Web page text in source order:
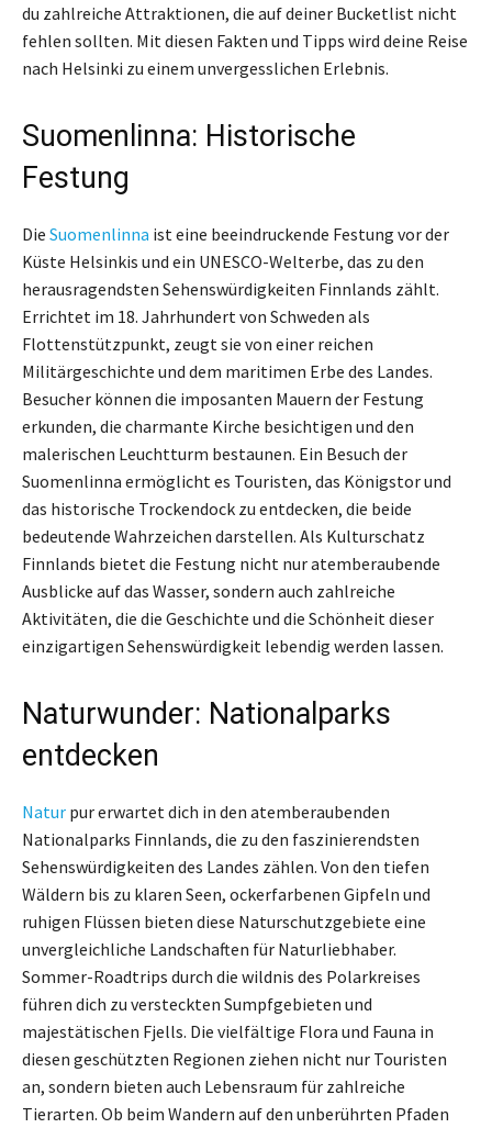
du zahlreiche Attraktionen, die auf deiner Bucketlist nicht
fehlen sollten. Mit diesen Fakten und Tipps wird deine Reise
nach Helsinki zu einem unvergesslichen Erlebnis.
Suomenlinna: Historische
Festung
Die Suomenlinna ist eine beeindruckende Festung vor der
Küste Helsinkis und ein UNESCO-Welterbe, das zu den
herausragendsten Sehenswürdigkeiten Finnlands zählt.
Errichtet im 18. Jahrhundert von Schweden als
Flottenstützpunkt, zeugt sie von einer reichen
Militärgeschichte und dem maritimen Erbe des Landes.
Besucher können die imposanten Mauern der Festung
erkunden, die charmante Kirche besichtigen und den
malerischen Leuchtturm bestaunen. Ein Besuch der
Suomenlinna ermöglicht es Touristen, das Königstor und
das historische Trockendock zu entdecken, die beide
bedeutende Wahrzeichen darstellen. Als Kulturschatz
Finnlands bietet die Festung nicht nur atemberaubende
Ausblicke auf das Wasser, sondern auch zahlreiche
Aktivitäten, die die Geschichte und die Schönheit dieser
einzigartigen Sehenswürdigkeit lebendig werden lassen.
Naturwunder: Nationalparks
entdecken
Natur pur erwartet dich in den atemberaubenden
Nationalparks Finnlands, die zu den faszinierendsten
Sehenswürdigkeiten des Landes zählen. Von den tiefen
Wäldern bis zu klaren Seen, ockerfarbenen Gipfeln und
ruhigen Flüssen bieten diese Naturschutzgebiete eine
unvergleichliche Landschaften für Naturliebhaber.
Sommer-Roadtrips durch die wildnis des Polarkreises
führen dich zu versteckten Sumpfgebieten und
majestätischen Fjells. Die vielfältige Flora und Fauna in
diesen geschützten Regionen ziehen nicht nur Touristen
an, sondern bieten auch Lebensraum für zahlreiche
Tierarten. Ob beim Wandern auf den unberührten Pfaden